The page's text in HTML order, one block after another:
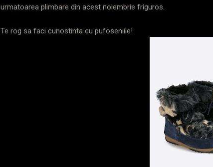
urmatoarea plimbare din acest noiembrie friguros.
Te rog sa faci cunostinta cu pufoseniile!